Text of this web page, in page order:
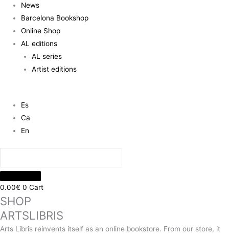
News
Barcelona Bookshop
Online Shop
AL editions
AL series
Artist editions
Es
Ca
En
0.00€ 0 Cart
SHOP
ARTSLIBRIS
Arts Libris reinvents itself as an online bookstore. From our store, it